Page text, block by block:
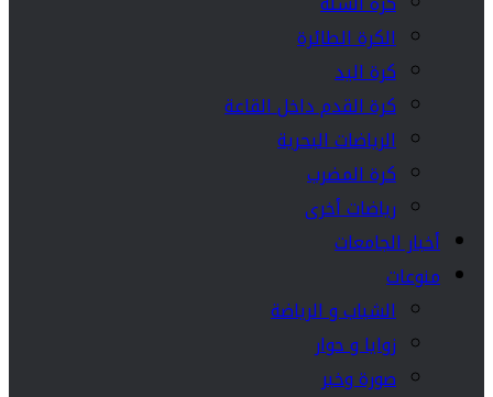
الكرة الطائرة
كرة اليد
كرة القدم داخل القاعة
الرياضات البحرية
كرة المضرب
رياضات أخرى
أخبار الجامعات
منوعات
الشباب و الرياضة
زوايا و حوار
صورة وخبر